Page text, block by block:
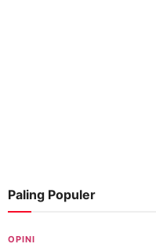
Paling Populer
OPINI